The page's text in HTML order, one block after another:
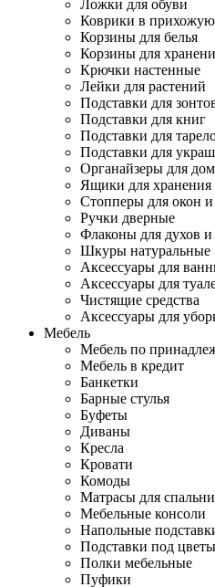
Ложки для обуви
Коврики в прихожую
Корзины для белья
Корзины для
Крючки настенные
Лейки для растений
Подставки для
Подставки для книг
Подставки для
Подставки для
Органайзеры для
Ящики для хранения
Стопперы для окон и
Ручки дверные
Флаконы для духов
Шкуры натуральные
Аксессуары для
Аксессуары для
Чистящие средства
Аксессуары для
Мебель
Мебель по
Мебель в кредит
Банкетки
Барные стулья
Буфеты
Диваны
Кресла
Кровати
Комоды
Матрасы для спальни
Мебельные консоли
Напольные
Подставки под цветы
Полки мебельные
Пуфики